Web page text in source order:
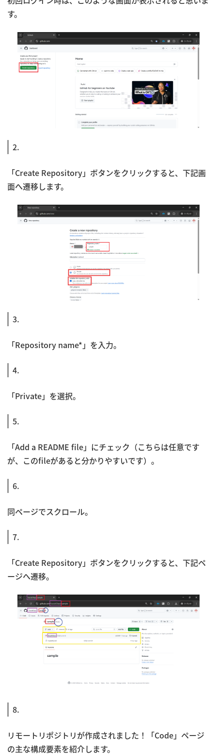
す。
2.
「Create Repository」ボタンをクリックすると、下記画
面へ遷移します。
3.
「Repository name*」を入力。
4.
「Private」を選択。
5.
「Add a README file」にチェック（こちらは任意です
が、このfileがあると分かりやすいです）。
6.
同ページでスクロール。
7.
「Create Repository」ボタンをクリックすると、下記ペ
ージへ遷移。
8.
リモートリポジトリが作成されました！「Code」ページ
の主な構成要素を紹介します。